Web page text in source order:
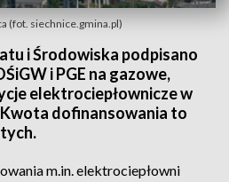
(fot. siechnice.gmina.pl)
i Środowiska podpisano
i PGE na gazowe,
elektrociepłownicze w
dofinansowania to
m.in. elektrociepłowni